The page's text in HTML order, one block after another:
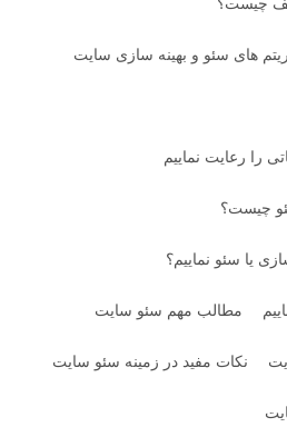
های سئو و بهینه سازی سایت
را رعایت نماییم
چیست؟
یا سئو نماییم؟
مطالب مهم سئو سایت
نکات مفید در زمینه سئو سایت